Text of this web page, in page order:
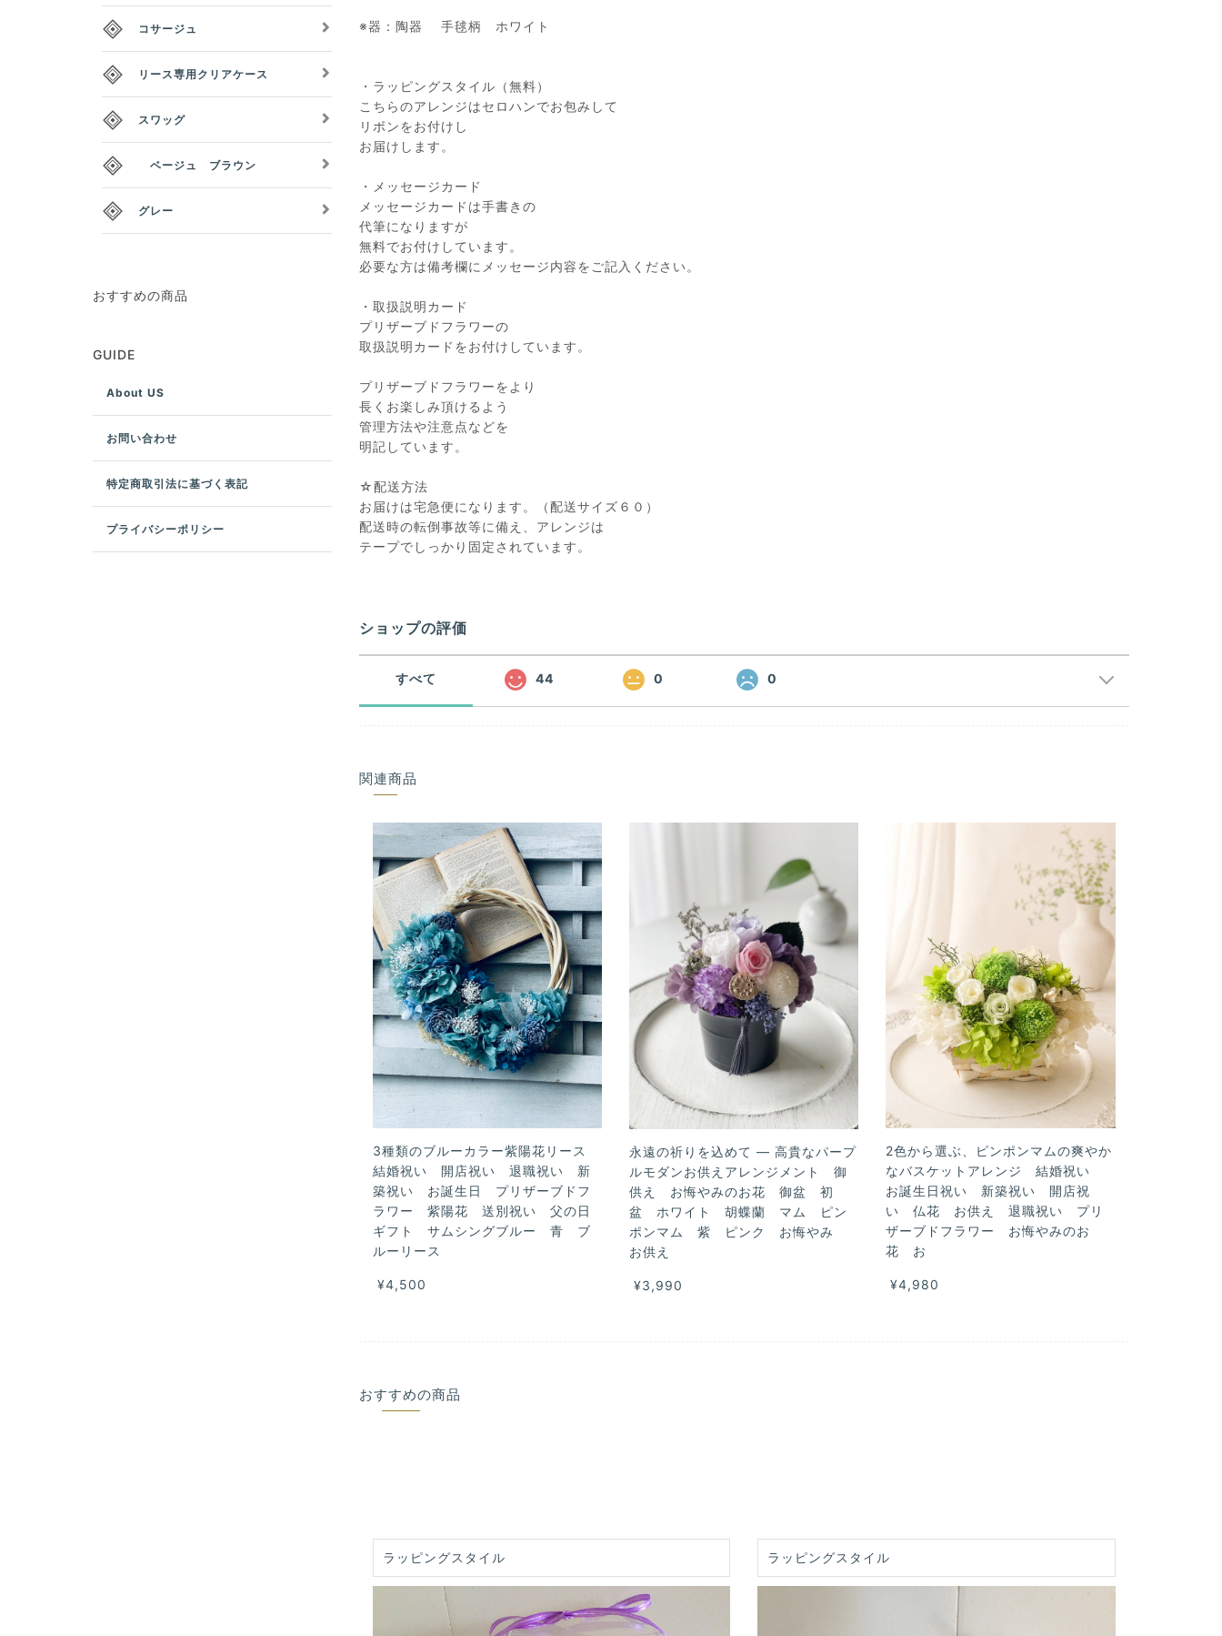
※器：陶器 手毬柄 ホワイト
・ラッピングスタイル（無料）
こちらのアレンジはセロハンでお包みして
リボンをお付けし
お届けします。
・メッセージカード
メッセージカードは手書きの
代筆になりますが
無料でお付けしています。
必要な方は備考欄にメッセージ内容をご記入ください。
・取扱説明カード
プリザーブドフラワーの
取扱説明カードをお付けしています。
プリザーブドフラワーをより
長くお楽しみ頂けるよう
管理方法や注意点などを
明記しています。
☆配送方法
お届けは宅急便になります。（配送サイズ６０）
配送時の転倒事故等に備え、アレンジは
テープでしっかり固定されています。
ショップの評価
すべて 44 0 0
関連商品
3種類のブルーカラー紫陽花リース
結婚祝い 開店祝い 退職祝い 新
築祝い お誕生日 プリザーブドフ
ラワー 紫陽花 送別祝い 父の日
ギフト サムシングブルー 青 ブ
ルーリース
¥4,500
永遠の祈りを込めて — 高貴なパープ
ルモダンお供えアレンジメント 御
供え お悔やみのお花 御盆 初
盆 ホワイト 胡蝶蘭 マム ピン
ポンマム 紫 ピンク お悔やみ
お供え
¥3,990
2色から選ぶ、ピンポンマムの爽やか
なバスケットアレンジ 結婚祝い
お誕生日祝い 新築祝い 開店祝
い 仏花 お供え 退職祝い プリ
ザーブドフラワー お悔やみのお
花 お
¥4,980
おすすめの商品
ラッピングスタイル ラッピングスタイル
コサージュ
リース専用クリアケース
スワッグ
ベージュ ブラウン
グレー
おすすめの商品
GUIDE
About US
お問い合わせ
特定商取引法に基づく表記
プライバシーポリシー